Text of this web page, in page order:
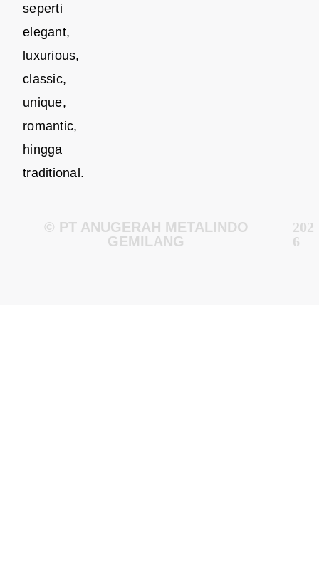
seperti
elegant,
luxurious,
classic,
unique,
romantic,
hingga
traditional.
© PT ANUGERAH METALINDO
GEMILANG
202
6